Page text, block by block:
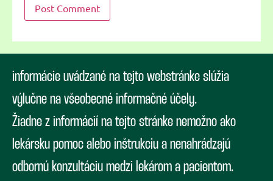
informácie uvádzané na tejto webstránke slúžia
výlučne na všeobecné informačné účely.
Žiadne z informácií na tejto stránke nemožno ako
lekársku pomoc alebo inštrukciu a nenahrádzajú
odbornú konzultáciu medzi lekárom a pacientom.